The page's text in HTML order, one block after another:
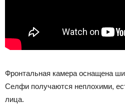
Фронтальная камера оснащена
Селфи получаются неплохими,
лица.